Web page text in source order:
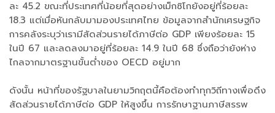
ละ 45.2 ขณะที่ประเทศที่น้อยที่สุดอย่างเม็กซิโกยังอยู่ที่ร้อยละ
18.3 แต่เมื่อหันกลับมามองประเทศไทย ข้อมูลจากสำนักเศรษฐกิจ
การคลังระบุว่าเรามีสัดส่วนรายได้ภาษีต่อ GDP เพียงร้อยละ 15
ในปี 67 และลดลงมาอยู่ที่ร้อยละ 14.9 ในปี 68 ซึ่งถือว่ายังห่าง
ไกลจากมาตรฐานขั้นต่ำของ OECD อยู่มาก
ดังนั้น หน้าที่ของรัฐบาลในยามวิกฤตนี้คือต้องทำทุกวิถีทางเพื่อดึง
สัดส่วนรายได้ภาษีต่อ GDP ให้สูงขึ้น การรักษาฐานภาษีสรรพ